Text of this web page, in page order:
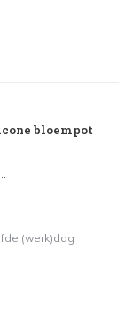
bloempot
(werk)dag